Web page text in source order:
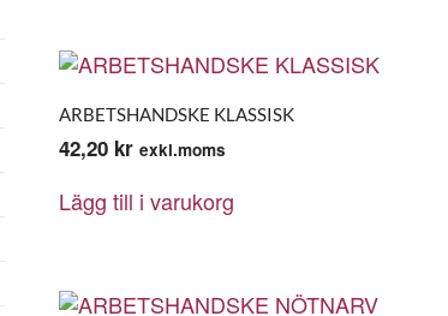
ARBETSHANDSKE KLASSISK
42,20 kr exkl.moms
Lägg till i varukorg